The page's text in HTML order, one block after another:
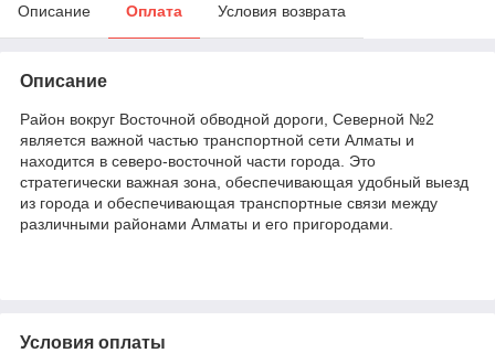
Описание Оплата Условия возврата
Описание
Район вокруг Восточной обводной дороги, Северной №2
является важной частью транспортной сети Алматы и
находится в северо-восточной части города. Это
стратегически важная зона, обеспечивающая удобный выезд
из города и обеспечивающая транспортные связи между
различными районами Алматы и его пригородами.
Условия оплаты